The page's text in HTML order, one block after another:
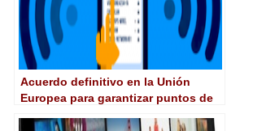
Acuerdo definitivo en la Unión
Europea para garantizar puntos de